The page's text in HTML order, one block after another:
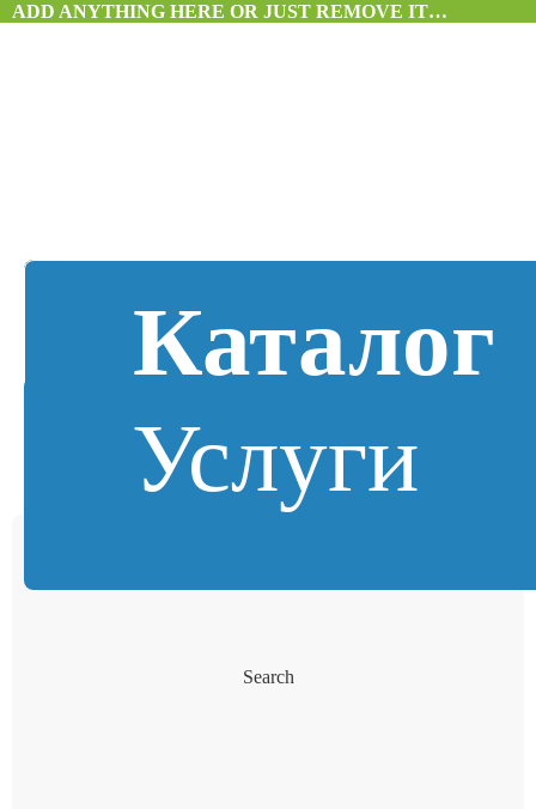
ADD ANYTHING HERE OR JUST REMOVE IT…
Каталог
Услуги
Search